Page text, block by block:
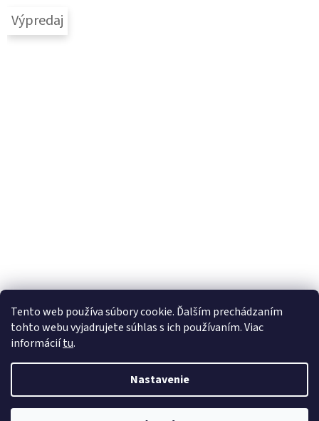
Tento web používa súbory cookie. Ďalším prechádzaním
tohto webu vyjadrujete súhlas s ich používaním. Viac
informáciítu.
Nastavenie
Výpredaj
Vytvoril Shoptet